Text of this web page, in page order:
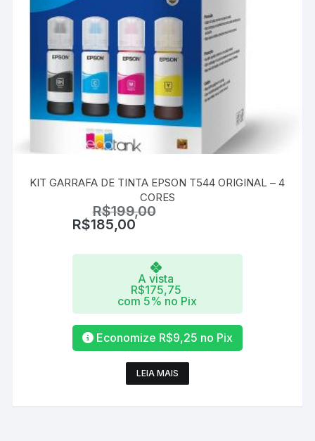
KIT GARRAFA DE TINTA EPSON T544 ORIGINAL – 4
CORES
R$199,00
R$185,00
A vista
R$175,75
com 5% no Pix
Economize R$9,25 no Pix
LEIA MAIS